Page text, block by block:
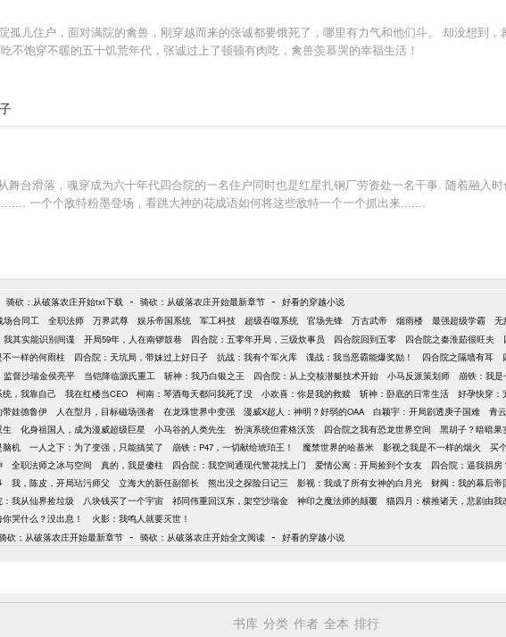
孤儿住户，面对满院的禽兽，刚穿越而来的张诚都要饿死了，哪里有力气和他们斗。 却没想到
不饱穿不暖的五十饥荒年代，张诚过上了顿顿有肉吃，禽兽羡慕哭的幸福生活！
舞台滑落，魂穿成为六十年代四合院的一名住户同时也是红星扎钢厂劳资处一名干事. 随着融入
一个个敌特粉墨登场，看跳大神的花成语如何将这些敌特一个一个抓出来.......
骑砍：从破落农庄开始txt下载 - 骑砍：从破落农庄开始最新章节 - 好看的穿越小说
场合同工 全职法师 万界武尊 娱乐帝国系统 军工科技 超级吞噬系统 官场先锋 万古武帝 烟雨楼 最强超级学霸 无
我其实能识别间谍 开局59年，人在南锣鼓巷 四合院：五零年开局，三级炊事员 四合院回到五零 四合院之秦淮茹很旺夫
不一样的何雨柱 四合院：天坑局，带妹过上好日子 抗战：我有个军火库 谍战：我当恶霸能爆奖励！ 四合院之隔墙有耳
监督沙瑞金侯亮平 当铠降临源氏重工 斩神：我乃白银之王 四合院：从上交核潜艇技术开始 小马反派策划师 崩铁：我
，我靠自己 我在红楼当CEO 柯南：琴酒每天都问我死了没 小欢喜：你是我的救赎 斩神：卧底的日常生活 好孕快穿：
娃德鲁伊 人在型月，目标磁场强者 在龙珠世界中变强 漫威X超人：神明？好弱的OAA 白颖宇：开局剧透庚子国难 青
生 化身祖国人，成为漫威超级巨星 小马谷的人类先生 扮演系统但霍格沃茨 四合院之我有恐龙世界空间 黑胡子？暗暗果
脑机 一人之下：为了变强，只能搞笑了 崩铁：P47，一切献给琥珀王！ 魔禁世界的哈基米 影视之我是不一样的烟火 买
全职法师之冰与空间 真的，我是傻柱 四合院：我空间通现代警花找上门 爱情公寓：开局捡到个女友 四合院：逼我捐房
我，陈皮，开局玷污师父 立海大的新任副部长 熊出没之探险日记三 影视：我成了所有女神的白月光 财阀：我的幕后帝
：我从仙界捡垃圾 八块钱买了一个宇宙 祁同伟重回汉东，架空沙瑞金 神印之魔法师的颠覆 猫四月：横推诸天，悲剧由我
哭什么？没出息！
火影：我鸣人就要灭世！
砍：从破落农庄开始最新章节 - 骑砍：从破落农庄开始全文阅读 - 好看的穿越小说
书库 分类 作者 全本 排行